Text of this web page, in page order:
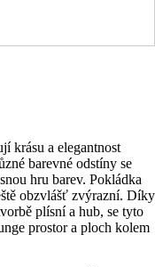
krásu a elegantnost
barevné odstíny se
hru barev. Pokládka
obzvlášť zvýrazní. Díky
plísní a hub, se tyto
prostor a ploch kolem